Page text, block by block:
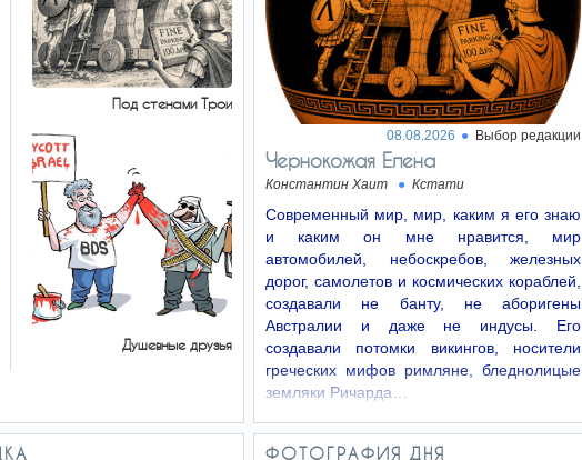
Под стенами Трои
Душевные друзья
08.08.2026 Выбор редакции
Чернокожая Елена
Константин Хаит Кстати
Современный мир, мир, каким я его знаю
и каким он мне нравится, мир
автомобилей, небоскребов, железных
дорог, самолетов и космических кораблей,
создавали не банту, не аборигены
Австралии и даже не индусы. Его
создавали потомки викингов, носители
греческих мифов римляне, бледнолицые
земляки Ричарда…
ФОТОГРАФИЯ ДНЯ